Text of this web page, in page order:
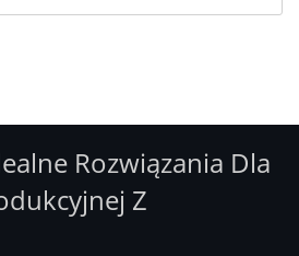
Rozwiązania Dla
Z